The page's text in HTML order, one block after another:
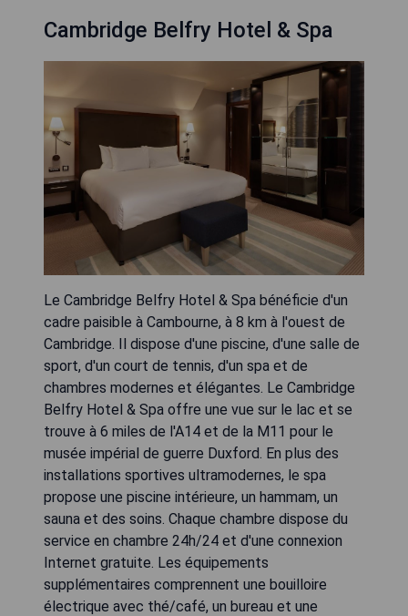
Cambridge Belfry Hotel & Spa
Le Cambridge Belfry Hotel & Spa bénéficie d'un
cadre paisible à Cambourne, à 8 km à l'ouest de
Cambridge. Il dispose d'une piscine, d'une salle de
sport, d'un court de tennis, d'un spa et de
chambres modernes et élégantes. Le Cambridge
Belfry Hotel & Spa offre une vue sur le lac et se
trouve à 6 miles de l'A14 et de la M11 pour le
musée impérial de guerre Duxford. En plus des
installations sportives ultramodernes, le spa
propose une piscine intérieure, un hammam, un
sauna et des soins. Chaque chambre dispose du
service en chambre 24h/24 et d'une connexion
Internet gratuite. Les équipements
supplémentaires comprennent une bouilloire
électrique avec thé/café, un bureau et une